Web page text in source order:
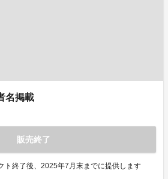
名掲載
販売終了
ト終了後、2025年7月末までに提供します